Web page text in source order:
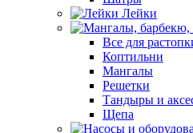
Лейки
Все для
Коптильни
Мангалы
Решетки
Тандыры и
Щепа